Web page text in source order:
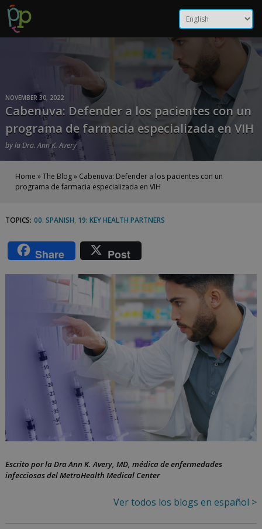
Skip
to
content
Cabenuva: Defender a los
pacientes con un programa
de farmacia especializada
en VIH | Positive Peers
NOVEMBER 30, 2022
Cabenuva: Defender a los pacientes con un
programa de farmacia especializada en VIH
byla Dra. Ann K. Avery
Home »The Blog» Cabenuva: Defender a los pacientes con un
programa de farmacia especializada en VIH
Defender
a
pacientes
programa
farmacia
especializada
en
VIH
TOPICS: 00. SPANISH, 19: KEY HEALTH PARTNERS
Share Post
Escrito por la Dra Ann K. Avery, MD, médica de enfermedades
infecciosas del MetroHealth Medical Center
Ver todos los blogs en español >